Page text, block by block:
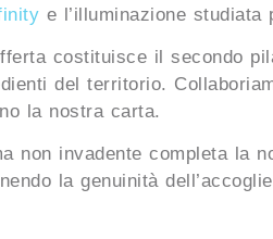
e l’illuminazione
costituisce il secondo
del territorio.
la nostra carta.
non invadente completa
la genuinità